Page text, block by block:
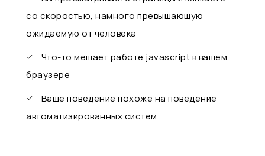
со скоростью, намного превышающую
ожидаемую от человека
Что-то мешает работе javascript в вашем
браузере
Ваше поведение похоже на поведение
автоматизированных систем